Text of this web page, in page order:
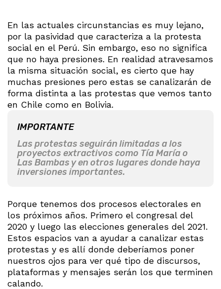
En las actuales circunstancias es muy lejano,
por la pasividad que caracteriza a la protesta
social en el Perú. Sin embargo, eso no significa
que no haya presiones. En realidad atravesamos
la misma situación social, es cierto que hay
muchas presiones pero estas se canalizarán de
forma distinta a las protestas que vemos tanto
en Chile como en Bolivia.
IMPORTANTE
Las protestas seguirán limitadas a los
proyectos extractivos como Tía María o
Las Bambas y en otros lugares donde haya
inversiones importantes.
Porque tenemos dos procesos electorales en
los próximos años. Primero el congresal del
2020 y luego las elecciones generales del 2021.
Estos espacios van a ayudar a canalizar estas
protestas y es allí donde deberíamos poner
nuestros ojos para ver qué tipo de discursos,
plataformas y mensajes serán los que terminen
calando.